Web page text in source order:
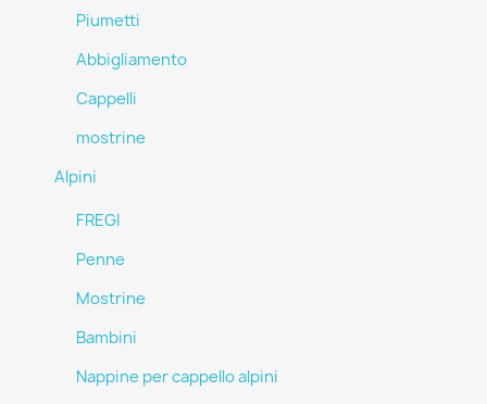
Piumetti
Abbigliamento
Cappelli
mostrine
Alpini
FREGI
Penne
Mostrine
Bambini
Nappine per cappello alpini